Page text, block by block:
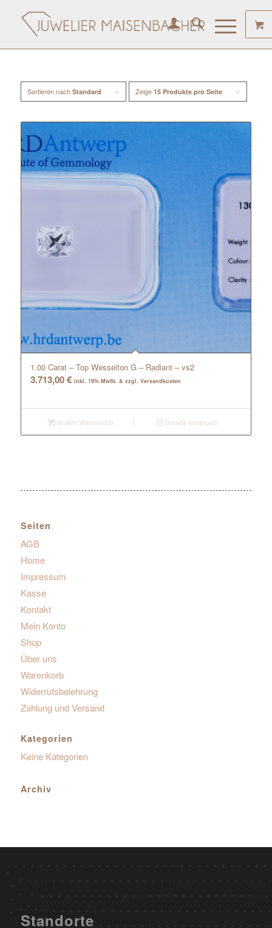
Sortieren nach Standard Zeige 15 Produkte pro Seite
1.00 Carat – Top Wesselton G – Radiant – vs2
3.713,00€ inkl. 19% MwSt. & zzgl. Versandkosten
In den Warenkorb Details anzeigen
Seiten
AGB
Home
Impressum
Kasse
Kontakt
Mein Konto
Shop
Über uns
Warenkorb
Widerrufsbelehrung
Zahlung und Versand
Kategorien
Keine Kategorien
Archiv
Standorte